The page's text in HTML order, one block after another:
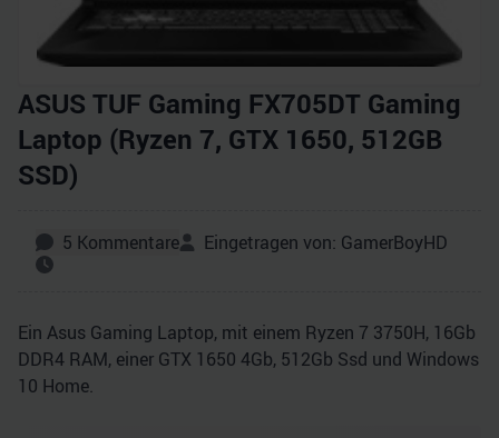
ASUS TUF Gaming FX705DT Gaming
Laptop (Ryzen 7, GTX 1650, 512GB
SSD)
5 Kommentare Eingetragen von: GamerBoyHD
Ein Asus Gaming Laptop, mit einem Ryzen 7 3750H, 16Gb
DDR4 RAM, einer GTX 1650 4Gb, 512Gb Ssd und Windows
10 Home.